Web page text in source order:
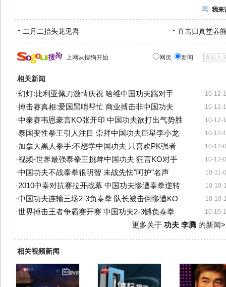
我来
二月二抬头龙见喜 直击归真堂养
上网从搜狗开始 网页 新闻
相关新闻
10-12-
·幻灯:比利亚佩刀激情庆祝 哈维中国功夫踹对手
10-12-
·搏击赛真相:爱国黑哨帮忙 商业搏击非中国功夫
10-12-
·中泰赛韦恩豪言KO张开印 中国功夫欲打出气势胜
10-12-
·泰国变性拳王引人注目 崇拜中国功夫巨星李小龙
10-12-
·加拿大黑人拳手:不想学中国功夫 只喜欢PK强者
10-12-
·视频-世界最强泰拳王挑衅中国功夫 狂言KO对手
10-11-
·中国功夫不战泰拳很明智 未战先怯"呵护"名声
10-10-
·2010中泰对抗赛拉开战幕 中国功夫惨遭泰拳逆转
10-10-
·中国功夫连输三场2-3负泰拳 队长被击倒惨遭KO
10-10-
·世界搏击王者争霸赛开赛 中国功夫2-3憾负泰拳
更多关于 功夫 李腾的新闻
相关视频新闻